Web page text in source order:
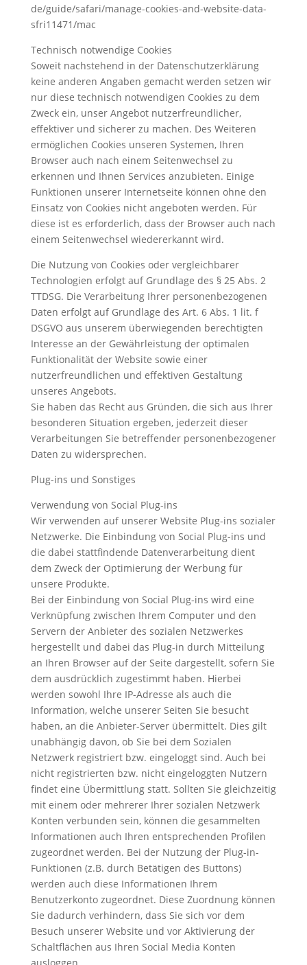
de/guide/safari/manage-cookies-and-website-data-
sfri11471/mac
Technisch notwendige Cookies
Soweit nachstehend in der Datenschutzerklärung
keine anderen Angaben gemacht werden setzen wir
nur diese technisch notwendigen Cookies zu dem
Zweck ein, unser Angebot nutzerfreundlicher,
effektiver und sicherer zu machen. Des Weiteren
ermöglichen Cookies unseren Systemen, Ihren
Browser auch nach einem Seitenwechsel zu
erkennen und Ihnen Services anzubieten. Einige
Funktionen unserer Internetseite können ohne den
Einsatz von Cookies nicht angeboten werden. Für
diese ist es erforderlich, dass der Browser auch nach
einem Seitenwechsel wiedererkannt wird.
Die Nutzung von Cookies oder vergleichbarer
Technologien erfolgt auf Grundlage des § 25 Abs. 2
TTDSG. Die Verarbeitung Ihrer personenbezogenen
Daten erfolgt auf Grundlage des Art. 6 Abs. 1 lit. f
DSGVO aus unserem überwiegenden berechtigten
Interesse an der Gewährleistung der optimalen
Funktionalität der Website sowie einer
nutzerfreundlichen und effektiven Gestaltung
unseres Angebots.
Sie haben das Recht aus Gründen, die sich aus Ihrer
besonderen Situation ergeben, jederzeit dieser
Verarbeitungen Sie betreffender personenbezogener
Daten zu widersprechen.
Plug-ins und Sonstiges
Verwendung von Social Plug-ins
Wir verwenden auf unserer Website Plug-ins sozialer
Netzwerke. Die Einbindung von Social Plug-ins und
die dabei stattfindende Datenverarbeitung dient
dem Zweck der Optimierung der Werbung für
unsere Produkte.
Bei der Einbindung von Social Plug-ins wird eine
Verknüpfung zwischen Ihrem Computer und den
Servern der Anbieter des sozialen Netzwerkes
hergestellt und dabei das Plug-in durch Mitteilung
an Ihren Browser auf der Seite dargestellt, sofern Sie
dem ausdrücklich zugestimmt haben. Hierbei
werden sowohl Ihre IP-Adresse als auch die
Information, welche unserer Seiten Sie besucht
haben, an die Anbieter-Server übermittelt. Dies gilt
unabhängig davon, ob Sie bei dem Sozialen
Netzwerk registriert bzw. eingeloggt sind. Auch bei
nicht registrierten bzw. nicht eingeloggten Nutzern
findet eine Übermittlung statt. Sollten Sie gleichzeitig
mit einem oder mehrerer Ihrer sozialen Netzwerk
Konten verbunden sein, können die gesammelten
Informationen auch Ihren entsprechenden Profilen
zugeordnet werden. Bei der Nutzung der Plug-in-
Funktionen (z.B. durch Betätigen des Buttons)
werden auch diese Informationen Ihrem
Benutzerkonto zugeordnet. Diese Zuordnung können
Sie dadurch verhindern, dass Sie sich vor dem
Besuch unserer Website und vor Aktivierung der
Schaltflächen aus Ihren Social Media Konten